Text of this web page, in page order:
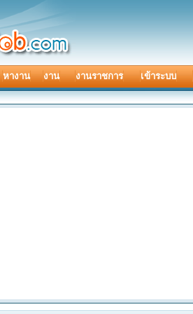
หางาน งาน งานราชการ เข้าระบบ